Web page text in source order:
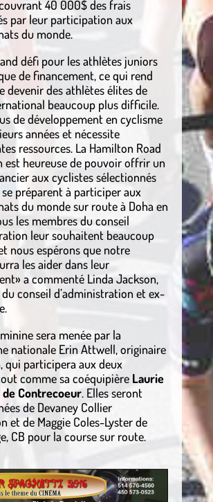
40 000$ des frais
par leur participation aux
du monde.
défi pour les athlètes juniors
de financement, ce qui rend
devenir des athlètes élites de
beaucoup plus difficile.
de développement en cyclisme
années et nécessite
ressources. La Hamilton Road
est heureuse de pouvoir offrir un
aux cyclistes sélectionnés
se préparent à participer aux
du monde sur route à Doha en
les membres du conseil
leur souhaitent beaucoup
nous espérons que notre
les aider dans leur
a commenté Linda Jackson,
conseil d’administration et ex-
sera menée par la
nationale Erin Attwell, originaire
qui participera aux deux
comme sa coéquipière Laurie
Contrecoeur. Elles seront
de Devaney Collier
et de Maggie Coles-Lyster de
CB pour la course sur route.